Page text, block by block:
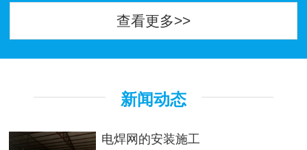
查看更多>>
新闻动态
电焊网的安装施工